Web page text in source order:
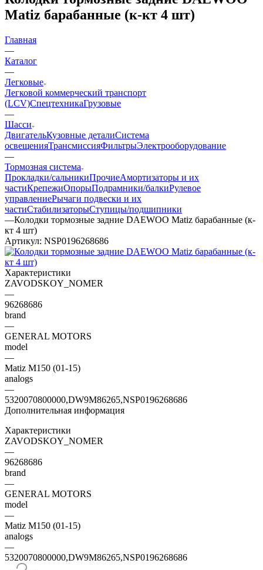
Matiz барабанные (к-кт 4 шт)
Главная
—
Каталог
—
Легковые
Легковой коммерческий транспорт
(LCV)СпецтехникаГрузовые
—
Шасси
ДвигательКузовные деталиСистема
освещенияТрансмиссияФильтрыЭлектрооборудование
—
Тормозная система
Прокладки/сальникиПрочиеАмортизаторы и их
частиКрепежиОпорыПодрамники/балкиРулевое
управлениеРычаги подвески и их
частиСтабилизаторыСтупицы/подшипники
—Колодки тормозные задние DAEWOO Matiz барабанные (к-
кт 4 шт)
Артикул: NSP0196268686
Характеристики
ZAVODSKOY_NOMER
—
96268686
brand
—
GENERAL MOTORS
model
—
Matiz M150 (01-15)
analogs
—
5320070800000,DW9M86265,NSP0196268686
Дополнительная информация
Характеристики
ZAVODSKOY_NOMER
—
96268686
brand
—
GENERAL MOTORS
model
—
Matiz M150 (01-15)
analogs
—
5320070800000,DW9M86265,NSP0196268686